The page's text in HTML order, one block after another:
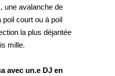
une avalanche de
poil court ou à poil
la plus déjantée
mille.
avec un.e DJ en